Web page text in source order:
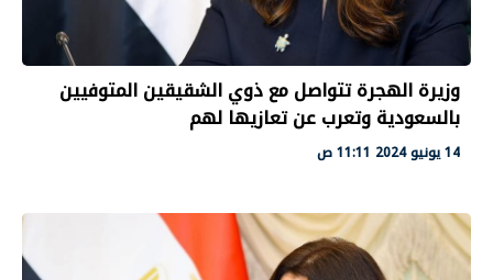
وزيرة الهجرة تتواصل مع ذوي الشقيقين المتوفيين
بالسعودية وتعرب عن تعازيها لهم
14 يونيو 2024 11:11 ص